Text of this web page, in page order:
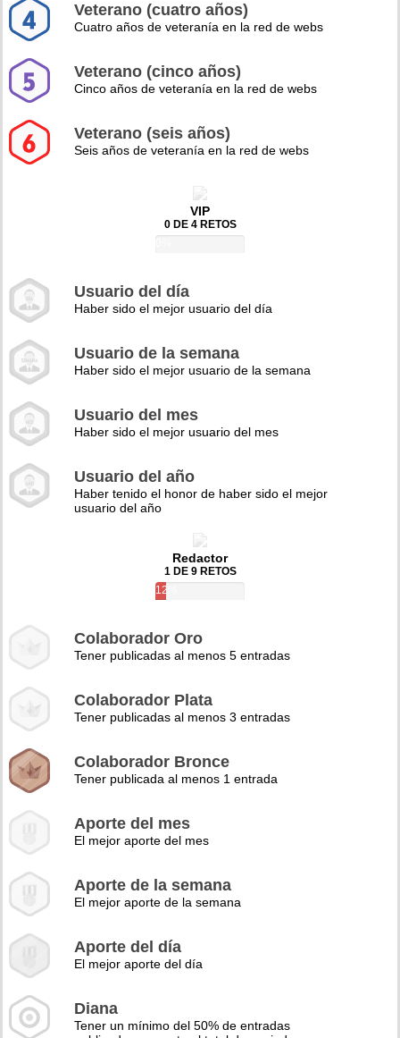
Veterano (cuatro años)
Cuatro años de veteranía en la red de webs
Veterano (cinco años)
Cinco años de veteranía en la red de webs
Veterano (seis años)
Seis años de veteranía en la red de webs
VIP
0 DE 4 RETOS
Usuario del día
Haber sido el mejor usuario del día
Usuario de la semana
Haber sido el mejor usuario de la semana
Usuario del mes
Haber sido el mejor usuario del mes
Usuario del año
Haber tenido el honor de haber sido el mejor
usuario del año
Redactor
1 DE 9 RETOS
12%
Colaborador Oro
Tener publicadas al menos 5 entradas
Colaborador Plata
Tener publicadas al menos 3 entradas
Colaborador Bronce
Tener publicada al menos 1 entrada
Aporte del mes
El mejor aporte del mes
Aporte de la semana
El mejor aporte de la semana
Aporte del día
El mejor aporte del día
Diana
Tener un mínimo del 50% de entradas